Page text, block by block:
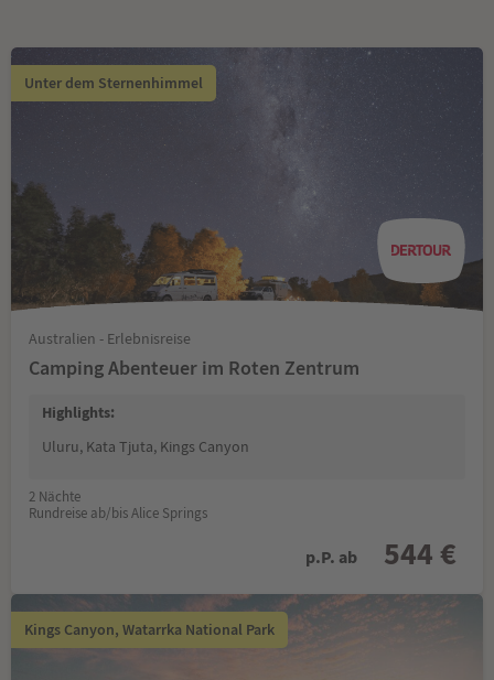
Unter dem Sternenhimmel
Australien - Erlebnisreise
Camping Abenteuer im Roten Zentrum
Highlights:
Uluru, Kata Tjuta, Kings Canyon
2 Nächte
Rundreise ab/bis Alice Springs
p.P. ab 544 €
Kings Canyon, Watarrka National Park